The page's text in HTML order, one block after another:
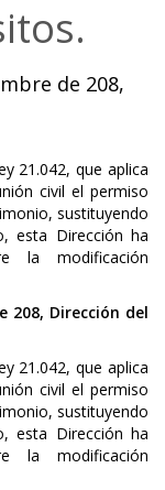
de 208,
21.042, que aplica
civil el permiso
sustituyendo
esta Dirección ha
la modificación
208, Dirección del
21.042, que aplica
civil el permiso
sustituyendo
esta Dirección ha
la modificación